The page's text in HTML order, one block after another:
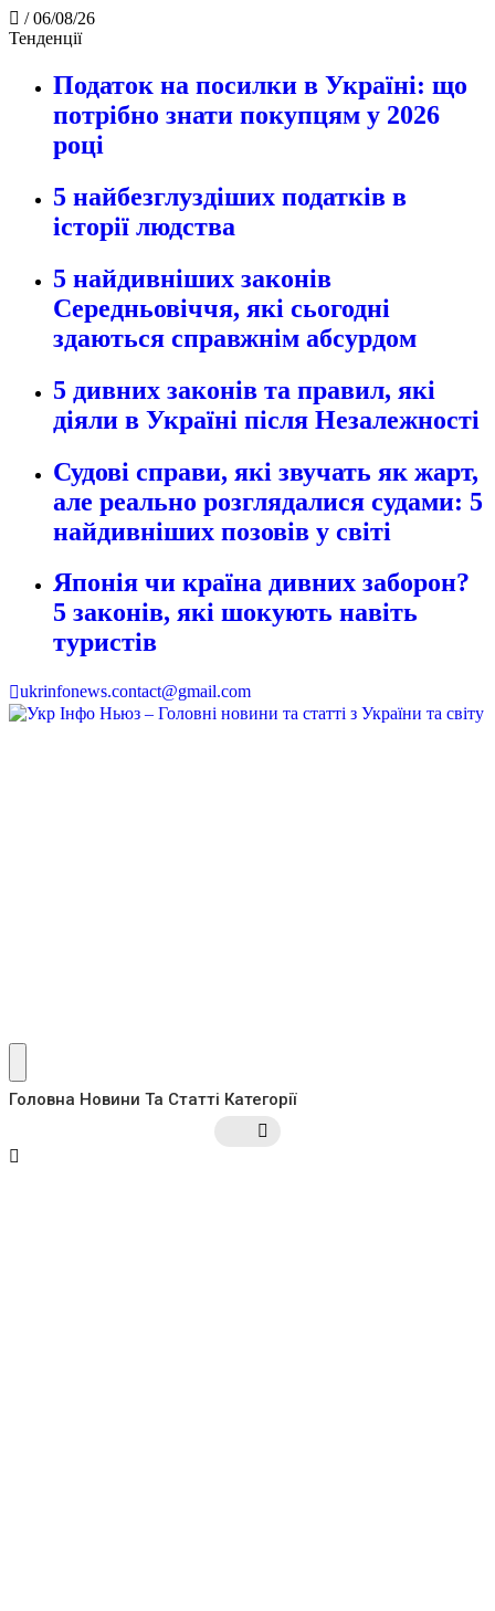
/ 06/08/26
Тенденції
Податок на посилки в Україні: що
потрібно знати покупцям у 2026
році
5 найбезглуздіших податків в
історії людства
5 найдивніших законів
Середньовіччя, які сьогодні
здаються справжнім абсурдом
5 дивних законів та правил, які
діяли в Україні після Незалежності
Судові справи, які звучать як жарт,
але реально розглядалися судами: 5
найдивніших позовів у світі
Японія чи країна дивних заборон?
5 законів, які шокують навіть
туристів
ukrinfonews.contact@gmail.com
Головна Новини Та Статті Категорії